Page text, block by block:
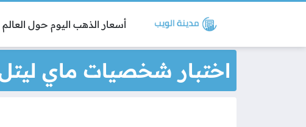
أسعار الذهب اليوم حول العالم
اختبار شخصيات ماي